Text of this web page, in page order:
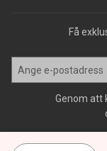
Få
Genom att